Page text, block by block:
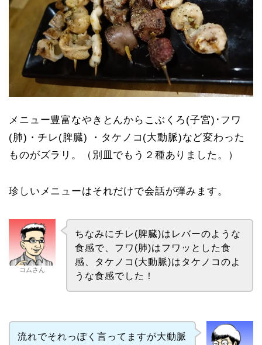
メニュー豊富なやきとんからこぶくろ(子宮)･フワ
(肺)・チレ(脾臓) ・タケノコ(大動脈)など変わった
ものがズラリ。（別皿でもう２種ありました。）
珍しいメニューはそれだけで会話が弾みます。
コムさん
ちなみにチレ(脾臓)はレバーのような
食感で、フワ(肺)はフワッとした食
感、タケノコ(大動脈)はタケノコのよ
うな食感でした！
流れでそれっぽく言ってますが大動脈